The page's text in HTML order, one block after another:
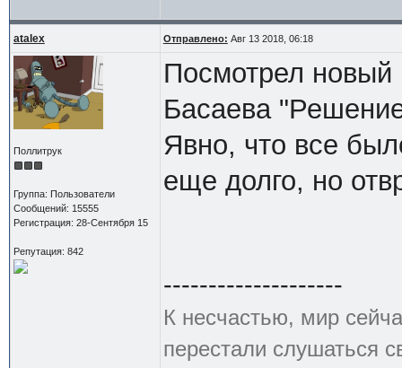
atalex Отправлено: Авг 13 2018, 06:18
Поллитрук
Группа: Пользователи
Сообщений: 15555
Регистрация: 28-Сентября 15
Репутация: 842
Посмотрел новый
Басаева
Явно, что все
еще долго, но
--------------------
К несчастью, мир
перестали слушаться